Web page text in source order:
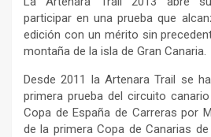
participar en una prueba que
edición con un mérito sin
montaña de la isla de Gran Canaria.
Desde 2011 la Artenara Trail se
primera prueba del circuito
Copa de España de Carreras por
de la primera Copa de Canarias